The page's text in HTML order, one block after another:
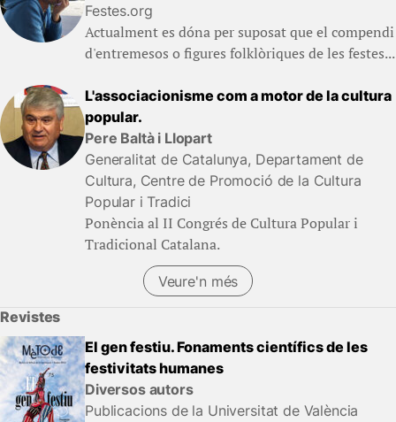
Festes.org
Actualment es dóna per suposat que el compendi
d'entremesos o figures folklòriques de les festes...
L'associacionisme com a motor de la cultura
popular.
Pere Baltà i Llopart
Generalitat de Catalunya, Departament de
Cultura, Centre de Promoció de la Cultura
Popular i Tradici
Ponència al II Congrés de Cultura Popular i
Tradicional Catalana.
Veure'n més
Revistes
El gen festiu. Fonaments científics de les
festivitats humanes
Diversos autors
Publicacions de la Universitat de València